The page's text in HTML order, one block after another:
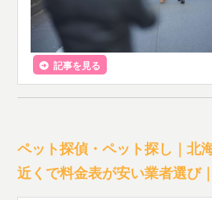
記事を見る
ペット探偵・ペット探し｜北
近くで料金表が安い業者選び